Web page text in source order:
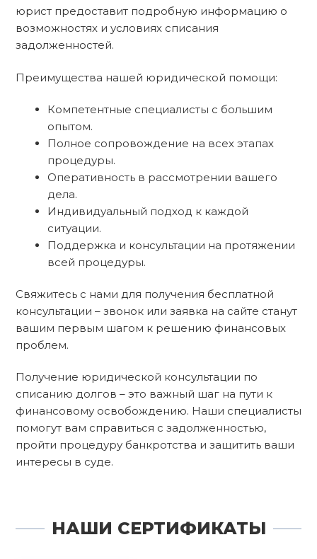
юрист предоставит подробную информацию о
возможностях и условиях списания
задолженностей.
Преимущества нашей юридической помощи:
Компетентные специалисты с большим
опытом.
Полное сопровождение на всех этапах
процедуры.
Оперативность в рассмотрении вашего
дела.
Индивидуальный подход к каждой
ситуации.
Поддержка и консультации на протяжении
всей процедуры.
Свяжитесь с нами для получения бесплатной
консультации – звонок или заявка на сайте станут
вашим первым шагом к решению финансовых
проблем.
Получение юридической консультации по
списанию долгов – это важный шаг на пути к
финансовому освобождению. Наши специалисты
помогут вам справиться с задолженностью,
пройти процедуру банкротства и защитить ваши
интересы в суде.
НАШИ СЕРТИФИКАТЫ